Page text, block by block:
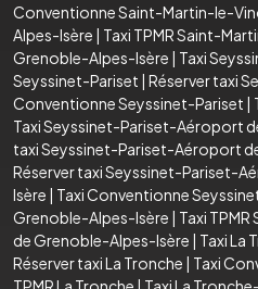
Conventionne Saint-Martin-le-
Alpes-Isère | Taxi TPMR Saint-
Grenoble-Alpes-Isère | Taxi
Seyssinet-Pariset | Réserver taxi
Conventionne Seyssinet-Pariset |
Taxi Seyssinet-Pariset-Aéroport
taxi Seyssinet-Pariset-Aéroport
Réserver taxi Seyssinet-Pariset-
Isère | Taxi Conventionne
Grenoble-Alpes-Isère | Taxi
de Grenoble-Alpes-Isère | Taxi La
Réserver taxi La Tronche | Taxi